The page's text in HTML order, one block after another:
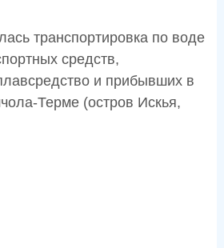
транспортировка по воде
средств,
и прибывших в
Терме (остров Искья,